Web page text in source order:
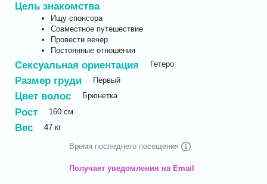
Цель знакомства
Ищу спонсора
Совместное путешествие
Провести вечер
Постоянные отношения
Сексуальная ориентация Гетеро
Размер груди Первый
Цвет волос Брюнетка
Рост 160 см
Вес 47 кг
Время последнего посещения
Получает уведомления на Email